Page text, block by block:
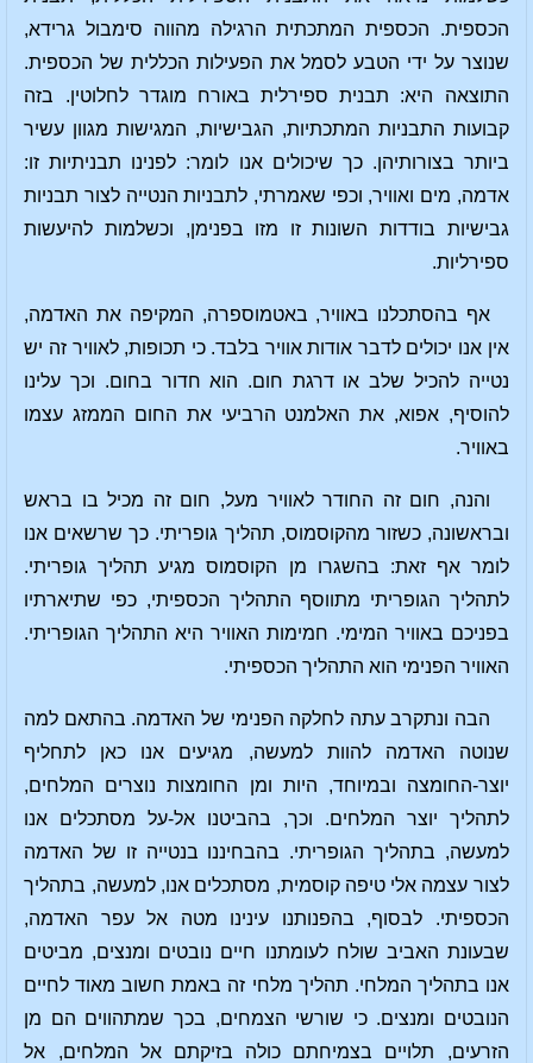
הכספית. הכספית המתכתית הרגילה מהווה סימבול גרידא,
שנוצר על ידי הטבע לסמל את הפעילות הכללית של הכספית.
התוצאה היא: תבנית ספירלית באורח מוגדר לחלוטין. בזה
קבועות התבניות המתכתיות, הגבישיות, המגישות מגוון עשיר
ביותר בצורותיהן. כך שיכולים אנו לומר: לפנינו תבניתיות זו:
אדמה, מים ואוויר, וכפי שאמרתי, לתבניות הנטייה לצור תבניות
גבישיות בודדות השונות זו מזו בפנימן, וכשלמות להיעשות
ספירליות.
אף בהסתכלנו באוויר, באטמוספרה, המקיפה את האדמה,
אין אנו יכולים לדבר אודות אוויר בלבד. כי תכופות, לאוויר זה יש
נטייה להכיל שלב או דרגת חום. הוא חדור בחום. וכך עלינו
להוסיף, אפוא, את האלמנט הרביעי את החום הממזג עצמו
באוויר.
והנה, חום זה החודר לאוויר מעל, חום זה מכיל בו בראש
ובראשונה, כשזור מהקוסמוס, תהליך גופריתי. כך שרשאים אנו
לומר אף זאת: בהשגרו מן הקוסמוס מגיע תהליך גופריתי.
לתהליך הגופריתי מתווסף התהליך הכספיתי, כפי שתיארתיו
בפניכם באוויר המימי. חמימות האוויר היא התהליך הגופריתי.
האוויר הפנימי הוא התהליך הכספיתי.
הבה ונתקרב עתה לחלקה הפנימי של האדמה. בהתאם למה
שנוטה האדמה להוות למעשה, מגיעים אנו כאן לתחליף
יוצר-החומצה ובמיוחד, היות ומן החומצות נוצרים המלחים,
לתהליך יוצר המלחים. וכך, בהביטנו אל-על מסתכלים אנו
למעשה, בתהליך הגופריתי. בהבחיננו בנטייה זו של האדמה
לצור עצמה אלי טיפה קוסמית, מסתכלים אנו, למעשה, בתהליך
הכספיתי. לבסוף, בהפנותנו עינינו מטה אל עפר האדמה,
שבעונת האביב שולח לעומתנו חיים נובטים ומנצים, מביטים
אנו בתהליך המלחי. תהליך מלחי זה באמת חשוב מאוד לחיים
הנובטים ומנצים. כי שורשי הצמחים, בכך שמתהווים הם מן
הזרעים, תלויים בצמיחתם כולה בזיקתם אל המלחים, אל